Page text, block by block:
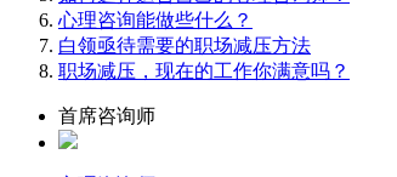
心理咨询能做些什么？
白领亟待需要的职场减压方法
职场减压，现在的工作你满意吗？
首席咨询师